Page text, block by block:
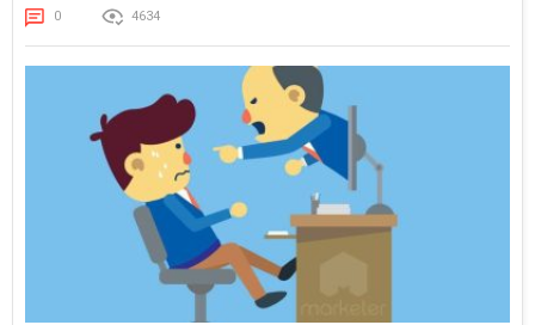
0 4634